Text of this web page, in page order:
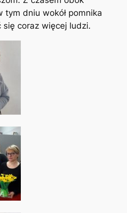
tym dniu wokół pomnika
się coraz więcej ludzi.